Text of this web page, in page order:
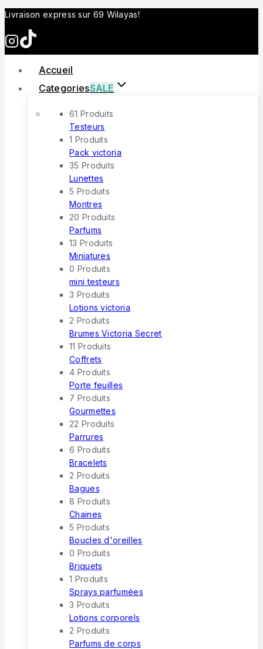
Skip
content
Livraison express sur 69 Wilayas!
Accueil
CategoriesSALE
61 Produits
Testeurs
1 Produits
Pack victoria
35 Produits
Lunettes
5 Produits
Montres
20 Produits
Parfums
13 Produits
Miniatures
0 Produits
mini testeurs
3 Produits
Lotions victoria
2 Produits
Brumes Victoria Secret
11 Produits
Coffrets
4 Produits
Porte feuilles
7 Produits
Gourmettes
22 Produits
Parrures
6 Produits
Bracelets
2 Produits
Bagues
8 Produits
Chaines
5 Produits
Boucles d'oreilles
0 Produits
Briquets
1 Produits
Sprays parfumées
3 Produits
Lotions corporels
2 Produits
Parfums de corps